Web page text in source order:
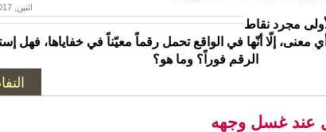
اثنين, 2017-02-13 13:09
مجرد نقاط
معنى، إلّا أنّها في الواقع تحمل رقماً معيّناً في خفاياها، فهل
الرقم فوراً؟ وما هو؟
عند غسل وجهه